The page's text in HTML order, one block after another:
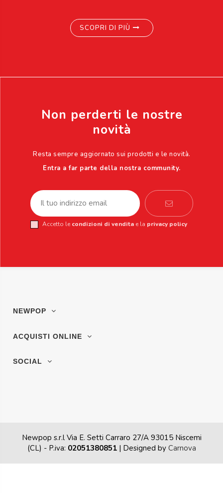
SCOPRI DI PIÙ
Non perderti le nostre
novità
Resta sempre aggiornato sui prodotti e le novità.
Entra a far parte della nostra community.
Accetto le condizioni di venditae la privacy policy
NEWPOP
ACQUISTI ONLINE
SOCIAL
Newpop s.r.l Via E. Setti Carraro 27/A 93015 Niscemi
(CL) - P.iva: 02051380851 | Designed by Carnova